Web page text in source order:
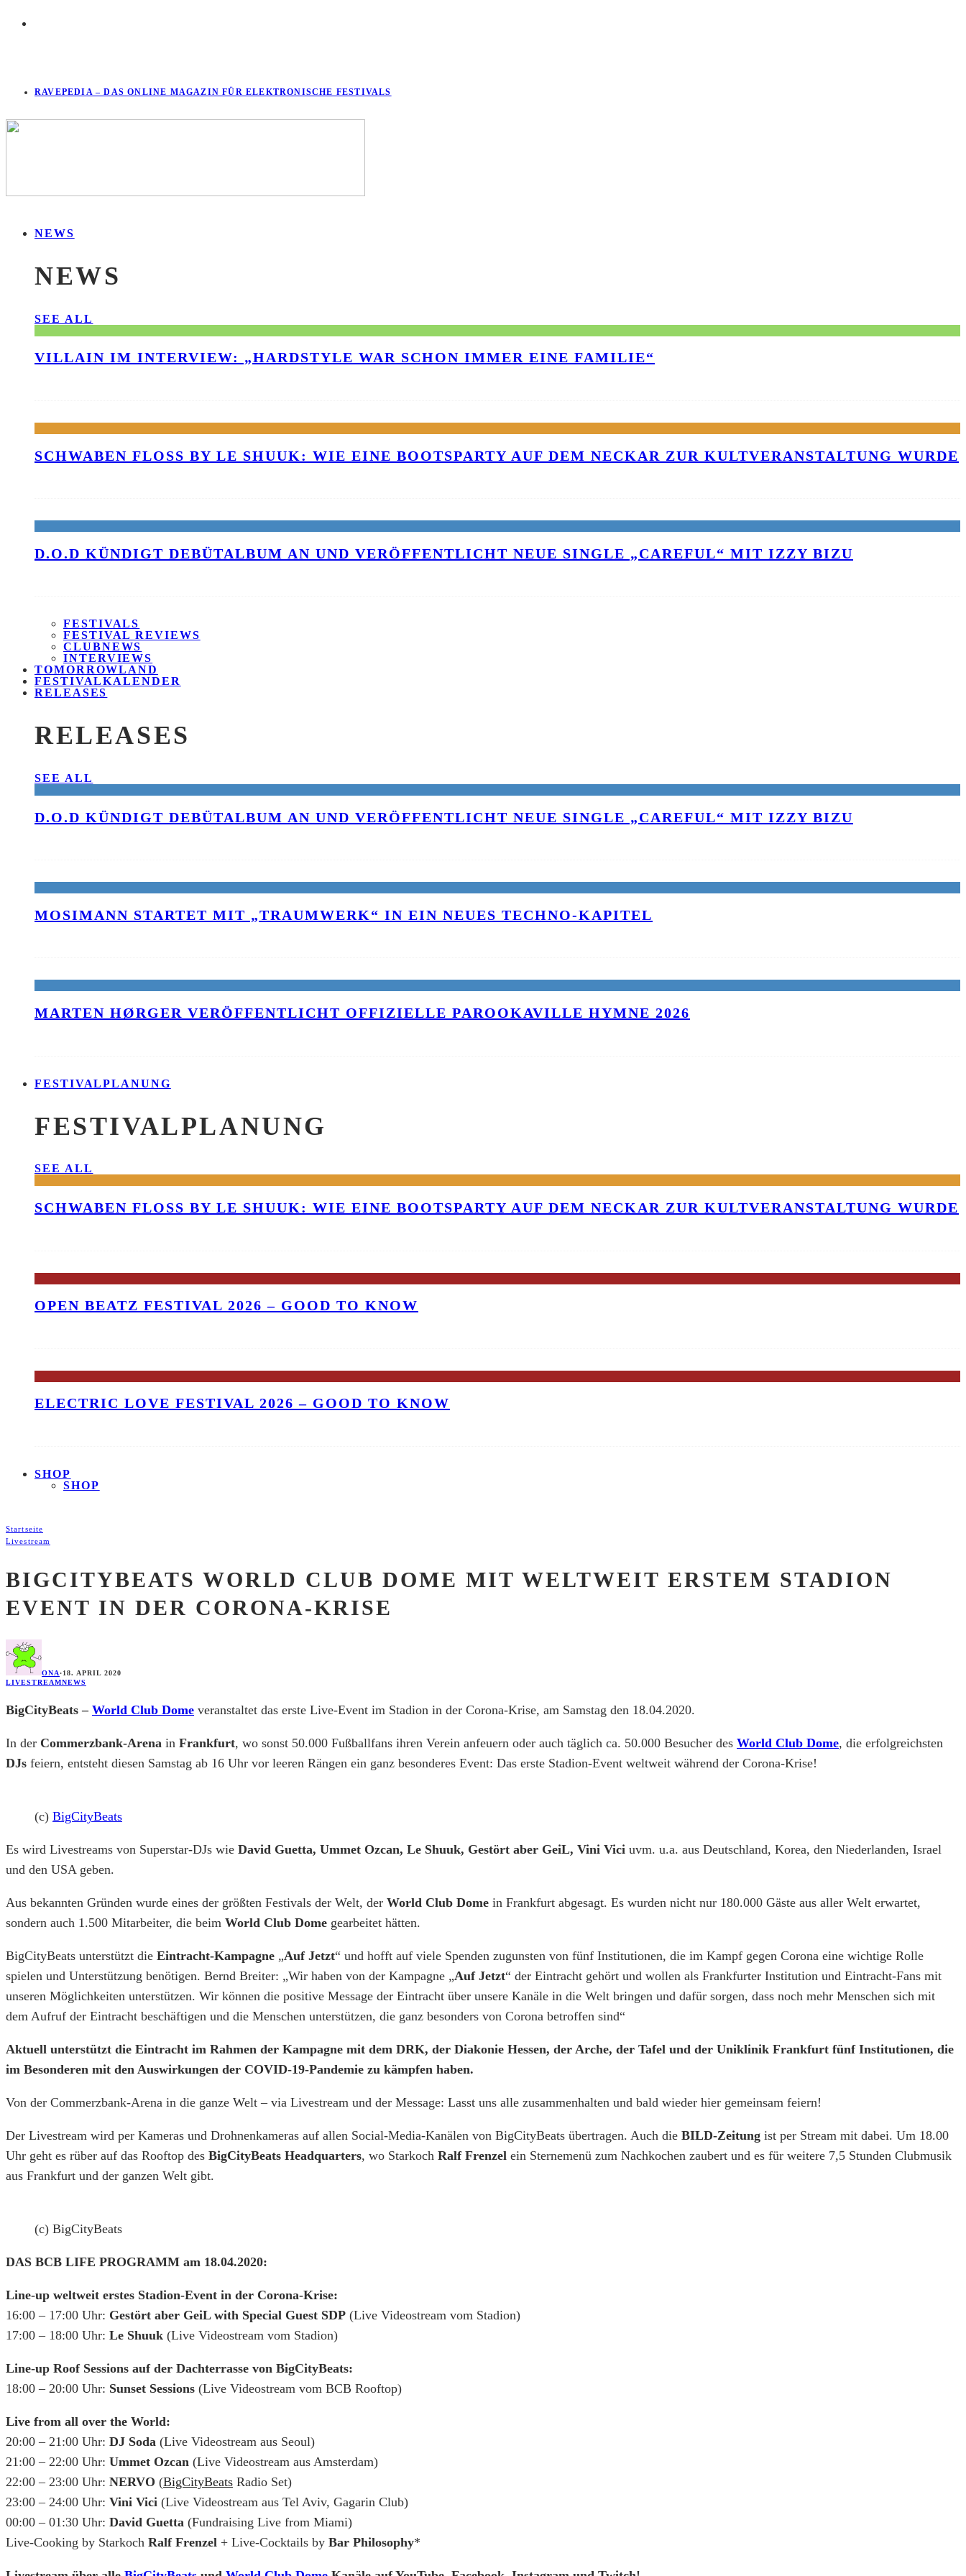
RAVEPEDIA – DAS ONLINE MAGAZIN FÜR ELEKTRONISCHE FESTIVALS
NEWS
NEWS
SEE ALL
VILLAIN IM INTERVIEW: „HARDSTYLE WAR SCHON IMMER EINE FAMILIE“
SCHWABEN FLOSS BY LE SHUUK: WIE EINE BOOTSPARTY AUF DEM NECKAR ZUR KULTVERANSTALTUNG WURDE
D.O.D KÜNDIGT DEBÜTALBUM AN UND VERÖFFENTLICHT NEUE SINGLE „CAREFUL“ MIT IZZY BIZU
FESTIVALS
FESTIVAL REVIEWS
CLUBNEWS
INTERVIEWS
TOMORROWLAND
FESTIVALKALENDER
RELEASES
RELEASES
SEE ALL
D.O.D KÜNDIGT DEBÜTALBUM AN UND VERÖFFENTLICHT NEUE SINGLE „CAREFUL“ MIT IZZY BIZU
MOSIMANN STARTET MIT „TRAUMWERK“ IN EIN NEUES TECHNO-KAPITEL
MARTEN HØRGER VERÖFFENTLICHT OFFIZIELLE PAROOKAVILLE HYMNE 2026
FESTIVALPLANUNG
FESTIVALPLANUNG
SEE ALL
SCHWABEN FLOSS BY LE SHUUK: WIE EINE BOOTSPARTY AUF DEM NECKAR ZUR KULTVERANSTALTUNG WURDE
OPEN BEATZ FESTIVAL 2026 – GOOD TO KNOW
ELECTRIC LOVE FESTIVAL 2026 – GOOD TO KNOW
SHOP
SHOP
Startseite
Livestream
BIGCITYBEATS WORLD CLUB DOME MIT WELTWEIT ERSTEM STADION
EVENT IN DER CORONA-KRISE
ONA·18. APRIL 2020
LIVESTREAMNEWS
BigCityBeats – World Club Dome veranstaltet das erste Live-Event im Stadion in der Corona-Krise, am Samstag den 18.04.2020.
In der Commerzbank-Arena in Frankfurt, wo sonst 50.000 Fußballfans ihren Verein anfeuern oder auch täglich ca. 50.000 Besucher des World Club Dome, die erfolgreichsten
DJs feiern, entsteht diesen Samstag ab 16 Uhr vor leeren Rängen ein ganz besonderes Event: Das erste Stadion-Event weltweit während der Corona-Krise!
(c) BigCityBeats
Es wird Livestreams von Superstar-DJs wie David Guetta, Ummet Ozcan, Le Shuuk, Gestört aber GeiL, Vini Vici uvm. u.a. aus Deutschland, Korea, den Niederlanden, Israel
und den USA geben.
Aus bekannten Gründen wurde eines der größten Festivals der Welt, der World Club Dome in Frankfurt abgesagt. Es wurden nicht nur 180.000 Gäste aus aller Welt erwartet,
sondern auch 1.500 Mitarbeiter, die beim World Club Dome gearbeitet hätten.
BigCityBeats unterstützt die Eintracht-Kampagne „Auf Jetzt“ und hofft auf viele Spenden zugunsten von fünf Institutionen, die im Kampf gegen Corona eine wichtige Rolle
spielen und Unterstützung benötigen. Bernd Breiter: „Wir haben von der Kampagne „Auf Jetzt“ der Eintracht gehört und wollen als Frankfurter Institution und Eintracht-Fans mit
unseren Möglichkeiten unterstützen. Wir können die positive Message der Eintracht über unsere Kanäle in die Welt bringen und dafür sorgen, dass noch mehr Menschen sich mit
dem Aufruf der Eintracht beschäftigen und die Menschen unterstützen, die ganz besonders von Corona betroffen sind“
Aktuell unterstützt die Eintracht im Rahmen der Kampagne mit dem DRK, der Diakonie Hessen, der Arche, der Tafel und der Uniklinik Frankfurt fünf Institutionen, die
im Besonderen mit den Auswirkungen der COVID-19-Pandemie zu kämpfen haben.
Von der Commerzbank-Arena in die ganze Welt – via Livestream und der Message: Lasst uns alle zusammenhalten und bald wieder hier gemeinsam feiern!
Der Livestream wird per Kameras und Drohnenkameras auf allen Social-Media-Kanälen von BigCityBeats übertragen. Auch die BILD-Zeitung ist per Stream mit dabei. Um 18.00
Uhr geht es rüber auf das Rooftop des BigCityBeats Headquarters, wo Starkoch Ralf Frenzel ein Sternemenü zum Nachkochen zaubert und es für weitere 7,5 Stunden Clubmusik
aus Frankfurt und der ganzen Welt gibt.
(c) BigCityBeats
DAS BCB LIFE PROGRAMM am 18.04.2020:
Line-up weltweit erstes Stadion-Event in der Corona-Krise:
16:00 – 17:00 Uhr: Gestört aber GeiL with Special Guest SDP (Live Videostream vom Stadion)
17:00 – 18:00 Uhr: Le Shuuk (Live Videostream vom Stadion)
Line-up Roof Sessions auf der Dachterrasse von BigCityBeats:
18:00 – 20:00 Uhr: Sunset Sessions (Live Videostream vom BCB Rooftop)
Live from all over the World:
20:00 – 21:00 Uhr: DJ Soda (Live Videostream aus Seoul)
21:00 – 22:00 Uhr: Ummet Ozcan (Live Videostream aus Amsterdam)
22:00 – 23:00 Uhr: NERVO (BigCityBeats Radio Set)
23:00 – 24:00 Uhr: Vini Vici (Live Videostream aus Tel Aviv, Gagarin Club)
00:00 – 01:30 Uhr: David Guetta (Fundraising Live from Miami)
Live-Cooking by Starkoch Ralf Frenzel + Live-Cocktails by Bar Philosophy*